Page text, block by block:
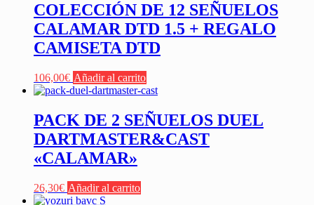
COLECCIÓN DE 12 SEÑUELOS
CALAMAR DTD 1.5 + REGALO
CAMISETA DTD
106,00€ Añadir al carrito
PACK DE 2 SEÑUELOS DUEL
DARTMASTER&CAST
«CALAMAR»
26,30€ Añadir al carrito